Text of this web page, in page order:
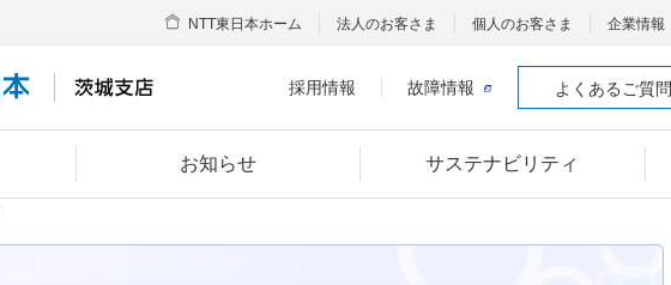
お知らせ サステナビリティ
NTT東日本ホーム 法人のお客さま 個人のお客さま 企業情報
採用情報 故障情報 よくあるご質問